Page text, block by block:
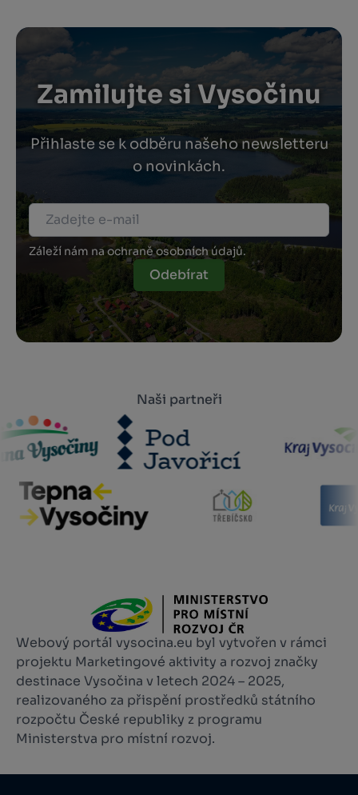
Zamilujte si Vysočinu
Přihlaste se k odběru našeho newsletteru
o novinkách.
Záleží nám na ochraně osobních údajů.
Odebírat
Naši partneři
Webový portál vysocina.eu byl vytvořen v rámci
projektu Marketingové aktivity a rozvoj značky
destinace Vysočina v letech 2024 – 2025,
realizovaného za přispění prostředků státního
rozpočtu České republiky z programu
Ministerstva pro místní rozvoj.